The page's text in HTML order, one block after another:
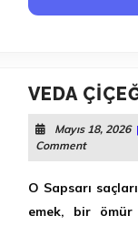
VEDA
Mayıs 18, 2026 |
Comment
O Sapsarı
emek, bir